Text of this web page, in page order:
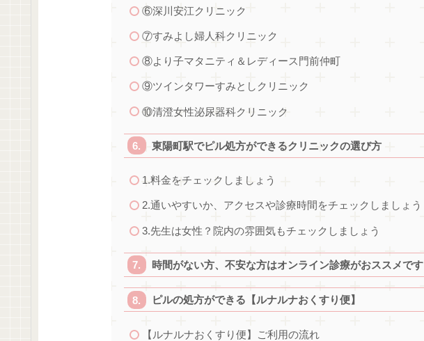
⑥深川安江クリニック
⑦すみよし婦人科クリニック
⑧より子マタニティ＆レディース門前仲町
⑨ツインタワーすみとしクリニック
⑩清澄女性泌尿器科クリニック
東陽町駅でピル処方ができるクリニックの選び方
1.料金をチェックしましょう
2.通いやすいか、アクセスや診療時間をチェックしましょう
3.先生は女性？院内の雰囲気もチェックしましょう
時間がない方、不安な方はオンライン診療がおススメです
ピルの処方ができる【ルナルナおくすり便】
【ルナルナおくすり便】ご利用の流れ